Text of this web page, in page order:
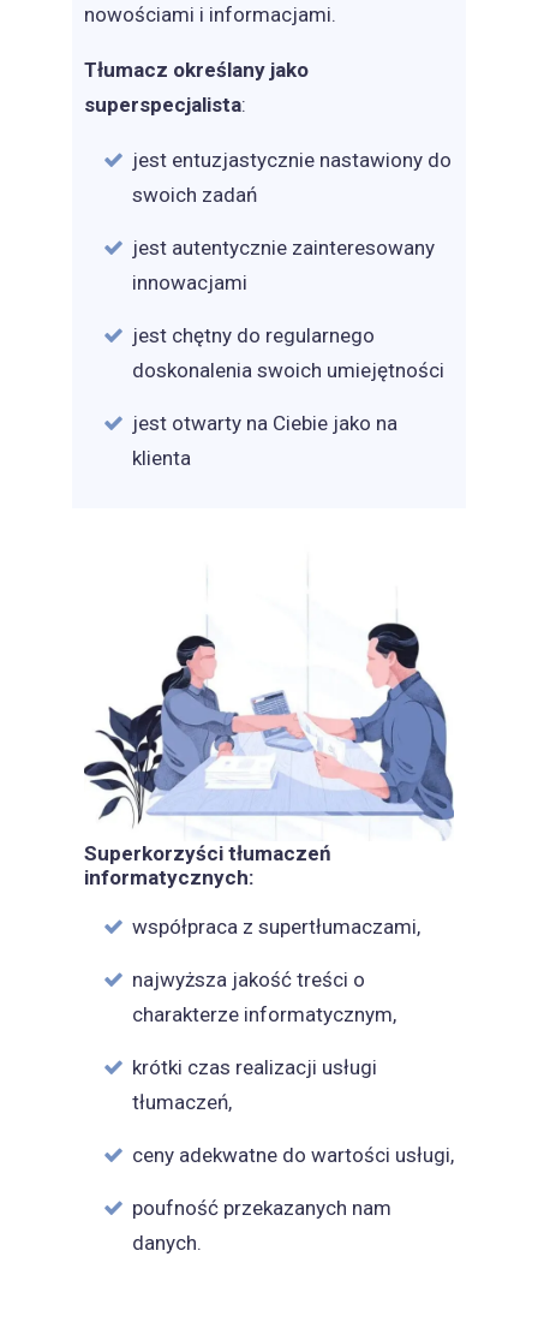
nowościami i informacjami.
Tłumacz określany jako
superspecjalista:
jest entuzjastycznie nastawiony do
swoich zadań
jest autentycznie zainteresowany
innowacjami
jest chętny do regularnego
doskonalenia swoich umiejętności
jest otwarty na Ciebie jako na
klienta
Superkorzyści tłumaczeń
informatycznych:
współpraca z supertłumaczami,
najwyższa jakość treści o
charakterze informatycznym,
krótki czas realizacji usługi
tłumaczeń,
ceny adekwatne do wartości usługi,
poufność przekazanych nam
danych.